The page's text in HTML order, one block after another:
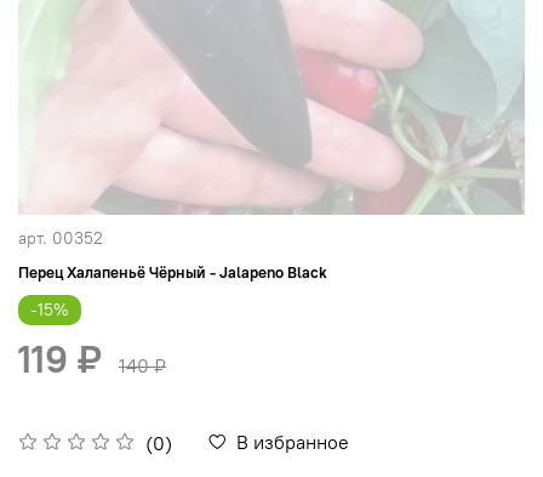
арт. 00352
Перец Халапеньё Чёрный - Jalapeno Black
(0) В избранное
-15%
119 ₽ 140 ₽